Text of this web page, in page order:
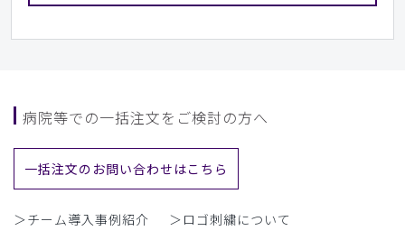
病院等での一括注文をご検討の方へ
一括注文のお問い合わせはこちら
＞チーム導入事例紹介 ＞ロゴ刺繍について